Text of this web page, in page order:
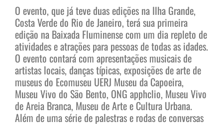
O evento, que já teve duas edições na Ilha Grande,
Costa Verde do Rio de Janeiro, terá sua primeira
edição na Baixada Fluminense com um dia repleto de
atividades e atrações para pessoas de todas as idades.
O evento contará com apresentações musicais de
artistas locais, danças típicas, exposições de arte de
museus do Ecomuseu UERJ Museu da Capoeira,
Museu Vivo do São Bento, ONG apphclio, Museu Vivo
de Areia Branca, Museu de Arte e Cultura Urbana.
Além de uma série de palestras e rodas de conversas